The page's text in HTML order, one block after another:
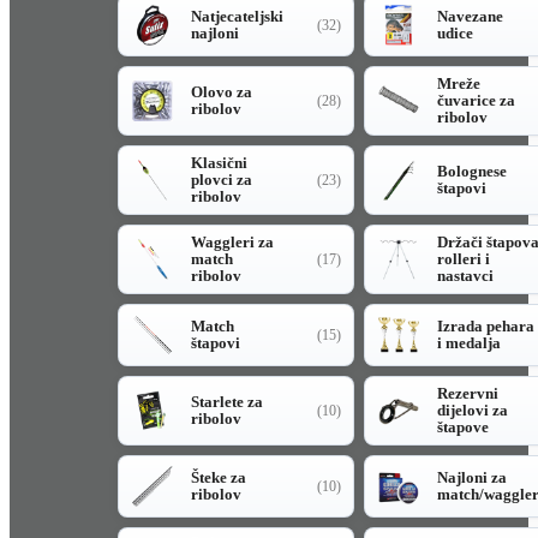
Natjecateljski
najloni
(32)
Navezane
udice
Olovo za
ribolov
(28)
Mreže
čuvarice za
ribolov
Klasični
plovci za
ribolov
(23)
Bolognese
štapovi
Waggleri za
match
ribolov
(17)
Držači štapova
rolleri i
nastavci
Match
štapovi
(15)
Izrada pehara
i medalja
Starlete za
ribolov
(10)
Rezervni
dijelovi za
štapove
Šteke za
ribolov
(10)
Najloni za
match/waggler